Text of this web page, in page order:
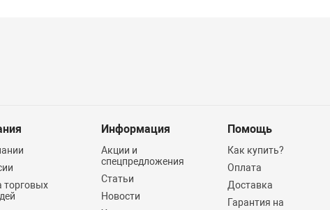
торговых
Информация
Акции и
спецпредложения
Статьи
Новости
Помощь
Как купить?
Оплата
Доставка
Гарантия на